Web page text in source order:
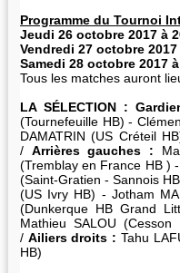
Programme du Tournoi
Jeudi 26 octobre 2017 à
Vendredi 27 octobre 2017
Samedi 28 octobre 2017
Tous les matches auront
LA SÉLECTION :
(Tournefeuille HB) -
DAMATRIN (US Créteil
/ Arrières gauches :
(Tremblay en France HB )
(Saint-Gratien - Sannois
(US Ivry HB) - Jotham
(Dunkerque HB Grand
Mathieu SALOU
/ Ailiers droits : Tahu
HB)